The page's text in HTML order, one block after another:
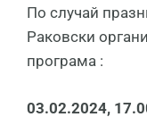
По случай
Раковски
програма :
03.02.2024,